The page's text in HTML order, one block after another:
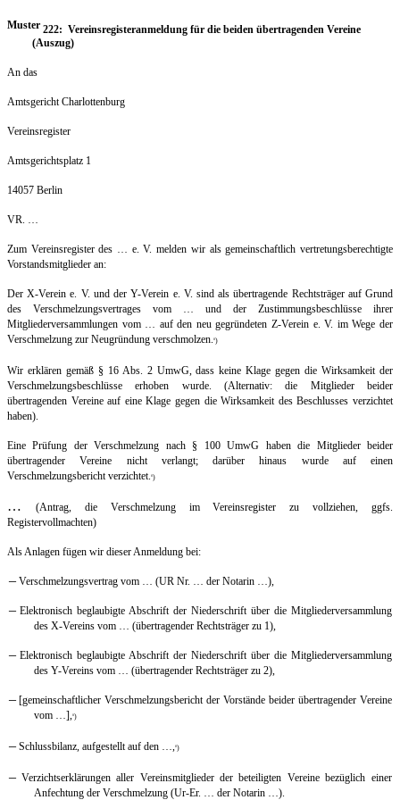
Muster 222: Vereinsregisteranmeldung für die beiden übertragenden Vereine
(Auszug)
An das
Amtsgericht Charlottenburg
Vereinsregister
Amtsgerichtsplatz 1
14057 Berlin
VR. …
Zum Vereinsregister des … e. V. melden wir als gemeinschaftlich vertretungsberechtigte
Vorstandsmitglieder an:
Der X-Verein e. V. und der Y-Verein e. V. sind als übertragende Rechtsträger auf Grund
des Verschmelzungsvertrages vom … und der Zustimmungsbeschlüsse ihrer
Mitgliederversammlungen vom … auf den neu gegründeten Z-Verein e. V. im Wege der
Verschmelzung zur Neugründung verschmolzen.
0)
Wir erklären gemäß § 16 Abs. 2 UmwG, dass keine Klage gegen die Wirksamkeit der
Verschmelzungsbeschlüsse erhoben wurde. (Alternativ: die Mitglieder beider
übertragenden Vereine auf eine Klage gegen die Wirksamkeit des Beschlusses verzichtet
haben).
Eine Prüfung der Verschmelzung nach § 100 UmwG haben die Mitglieder beider
übertragender Vereine nicht verlangt; darüber hinaus wurde auf einen
Verschmelzungsbericht verzichtet.
0)
…
(Antrag, die Verschmelzung im Vereinsregister zu vollziehen, ggfs.
Registervollmachten)
Als Anlagen fügen wir dieser Anmeldung bei:
–Verschmelzungsvertrag vom … (UR Nr. … der Notarin …),
–Elektronisch beglaubigte Abschrift der Niederschrift über die Mitgliederversammlung
des X-Vereins vom … (übertragender Rechtsträger zu 1),
–Elektronisch beglaubigte Abschrift der Niederschrift über die Mitgliederversammlung
des Y-Vereins vom … (übertragender Rechtsträger zu 2),
–[gemeinschaftlicher Verschmelzungsbericht der Vorstände beider übertragender Vereine
vom …],
0)
–Schlussbilanz, aufgestellt auf den …, 0)
–Verzichtserklärungen aller Vereinsmitglieder der beteiligten Vereine bezüglich einer
Anfechtung der Verschmelzung (Ur-Er. … der Notarin …).